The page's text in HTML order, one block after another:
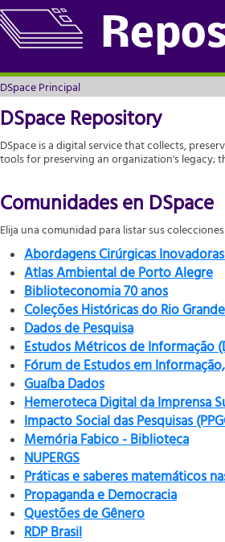
DSpace Principal
DSpace Principal
DSpace Repository
DSpace is a digital service that collects,
tools for preserving an organization's legacy;
Comunidades en DSpace
Elija una comunidad para listar sus colecciones
Abordagens Cirúrgicas
Atlas Ambiental de Porto Alegre
Biblioteconomia 70 anos
Coleções Históricas do Rio
Dados de Pesquisa
Estudos Métricos de Informação
Fórum de Estudos em
Guaíba Dados
Hemeroteca Digital da Imprensa
Impacto Social das Pesquisas
Memória Fabico - Biblioteca
NUPERGS
Práticas e saberes matemáticos
Propaganda e Democracia
Questões de Gênero
RDP Brasil